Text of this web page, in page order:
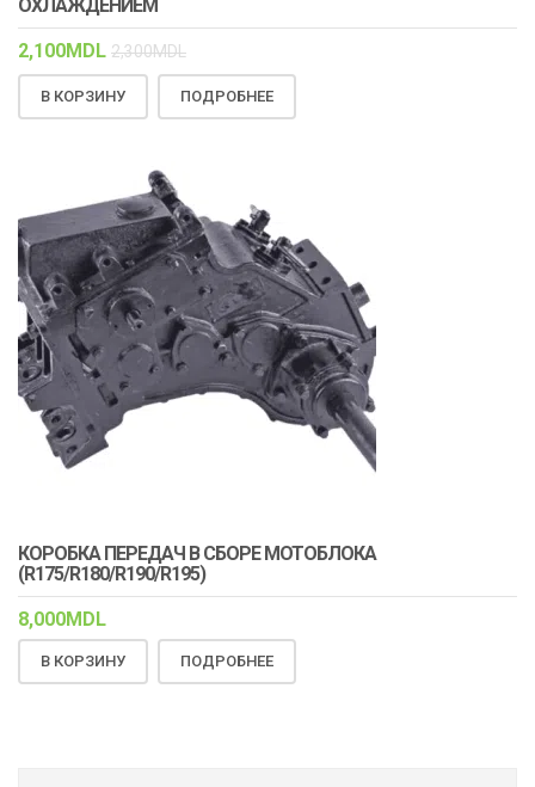
ОХЛАЖДЕНИЕМ
2,100MDL 2,300MDL
В КОРЗИНУ ПОДРОБНЕЕ
КОРОБКА ПЕРЕДАЧ В СБОРЕ МОТОБЛОКА
(R175/R180/R190/R195)
8,000MDL
В КОРЗИНУ ПОДРОБНЕЕ